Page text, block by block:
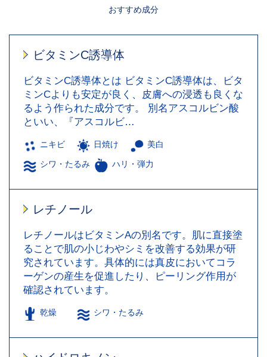
おすすめ成分
ビタミンC誘導体
ビタミンC誘導体とは ビタミンC誘導体は、ビタ
ミンCよりも安定が良く、皮膚への浸透も良くな
るよう作られた成分です。 別名アスコルビン酸
といい、『アスコルビ…
ニキビ 日焼け 美白
シワ・たるみ ハリ・弾力
レチノール
レチノールはビタミンAの別名です。肌に直接塗
ることで肌の小じわやシミを改善する効果が研
究されています。具体的には真皮においてコラ
ーゲンの産生を促進したり、ピーリング作用が
確認されています。
乾燥 シワ・たるみ